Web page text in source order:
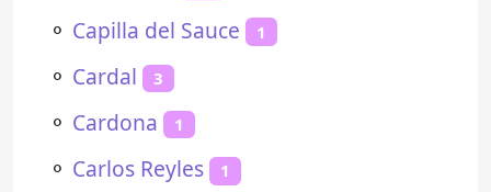
⚬ Capilla del Sauce 1
⚬ Cardal 3
⚬ Cardona 1
⚬ Carlos Reyles 1